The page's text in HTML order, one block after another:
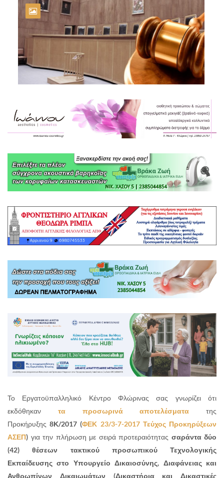
Το Εργατοϋπαλληλικό Κέντρο Φλώρινας σας γνωρίζει ότι
εκδόθηκαν τα προσωρινά αποτελέσματα της
Προκήρυξης8Κ/2017 (ΦΕΚ 23/3-7-2017 Τεύχος Προκηρύξεων
ΑΣΕΠ) για την πλήρωση με σειρά προτεραιότητας σαράντα δύο
(42) θέσεων τακτικού προσωπικού Τεχνολογικής
Εκπαίδευσης στο Υπουργείο Δικαιοσύνης, Διαφάνειας και
Ανθρωπίνων Δικαιωμάτων (Δικαστήρια και Δικαστικές